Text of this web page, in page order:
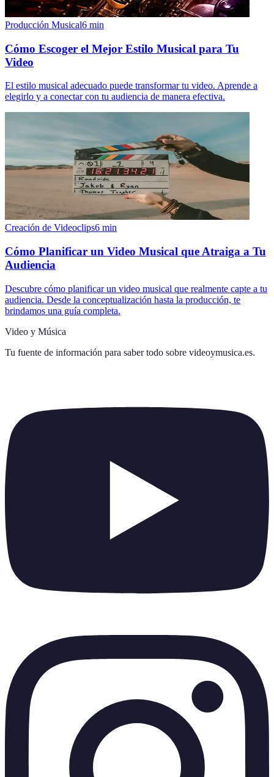
Producción Musical6 min
Cómo Escoger el Mejor Estilo Musical para Tu
Video
El estilo musical adecuado puede transformar tu video. Aprende a
elegirlo y a conectar con tu audiencia de manera efectiva.
Creación de Videoclips6 min
Cómo Planificar un Video Musical que Atraiga a Tu
Audiencia
Descubre cómo planificar un video musical que realmente capte a tu
audiencia. Desde la conceptualización hasta la producción, te
brindamos una guía completa.
Video y Música
Tu fuente de información para saber todo sobre videoymusica.es.